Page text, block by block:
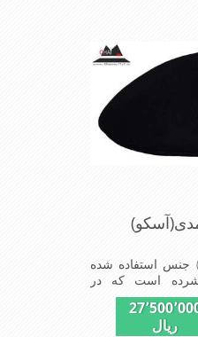
جنس استفاده شده
است که در
سایزهای59-58-57-56-55-54 موجود
افرادخوش پوش
فرمی ازریال